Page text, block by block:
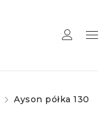
Ayson półka 130